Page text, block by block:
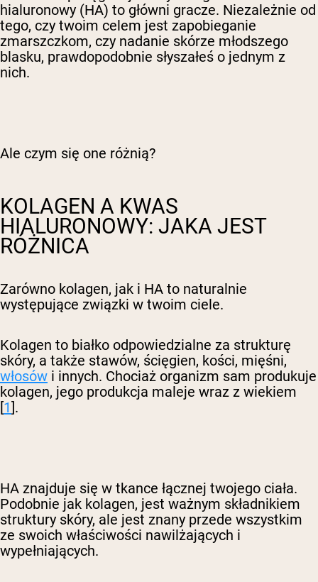
hialuronowy (HA) to główni gracze. Niezależnie od
tego, czy twoim celem jest zapobieganie
zmarszczkom, czy nadanie skórze młodszego
blasku, prawdopodobnie słyszałeś o jednym z
nich.
Ale czym się one różnią?
KOLAGEN A KWAS
HIALURONOWY: JAKA JEST
RÓŻNICA
Zarówno kolagen, jak i HA to naturalnie
występujące związki w twoim ciele.
Kolagen to białko odpowiedzialne za strukturę
skóry, a także stawów, ścięgien, kości, mięśni,
włosów i innych. Chociaż organizm sam produkuje
kolagen, jego produkcja maleje wraz z wiekiem
[1].
HA znajduje się w tkance łącznej twojego ciała.
Podobnie jak kolagen, jest ważnym składnikiem
struktury skóry, ale jest znany przede wszystkim
ze swoich właściwości nawilżających i
wypełniających.